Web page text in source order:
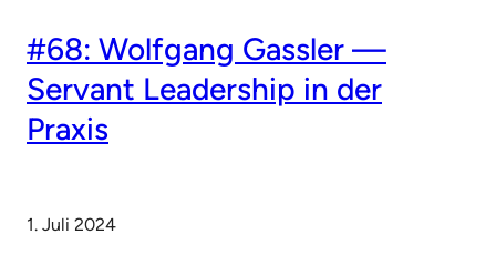
#68: Wolfgang Gassler —
Servant Leadership in der
Praxis
1. Juli 2024